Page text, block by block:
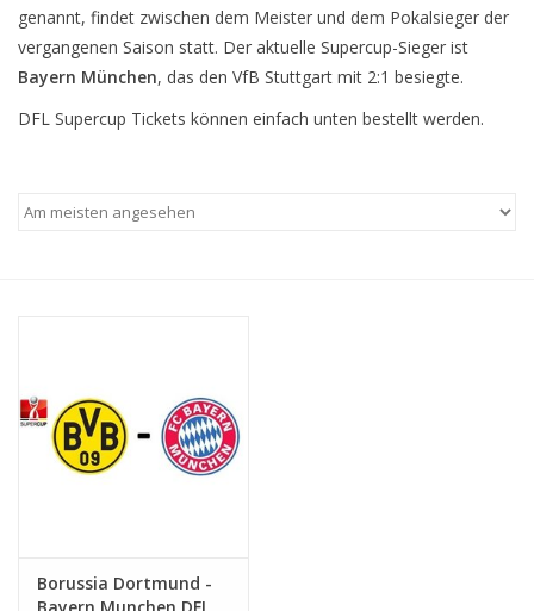
Frankreich
genannt, findet zwischen dem Meister und dem Pokalsieger der
vergangenen Saison statt. Der aktuelle Supercup-Sieger ist
Bayern München, das den VfB Stuttgart mit 2:1 besiegte.
DFL Supercup Tickets können einfach unten bestellt werden.
Borussia Dortmund -